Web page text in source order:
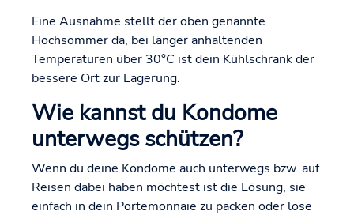
Eine Ausnahme stellt der oben genannte
Hochsommer da, bei länger anhaltenden
Temperaturen über 30°C ist dein Kühlschrank der
bessere Ort zur Lagerung.
Wie kannst du Kondome
unterwegs schützen?
Wenn du deine Kondome auch unterwegs bzw. auf
Reisen dabei haben möchtest ist die Lösung, sie
einfach in dein Portemonnaie zu packen oder lose